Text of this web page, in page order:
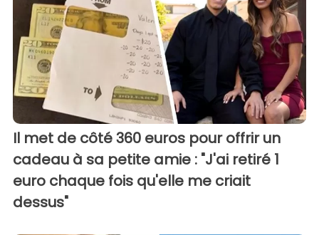
Il met de côté 360 euros pour offrir un
cadeau à sa petite amie : "J'ai retiré 1
euro chaque fois qu'elle me criait
dessus"